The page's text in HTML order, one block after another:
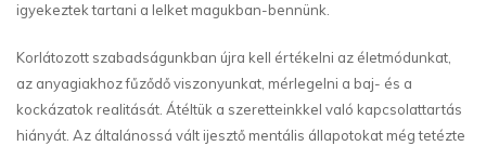
igyekeztek tartani a lelket magukban-bennünk.
Korlátozott szabadságunkban újra kell értékelni az életmódunkat,
az anyagiakhoz fűződő viszonyunkat, mérlegelni a baj- és a
kockázatok realitását. Átéltük a szeretteinkkel való kapcsolattartás
hiányát. Az általánossá vált ijesztő mentális állapotokat még tetézte